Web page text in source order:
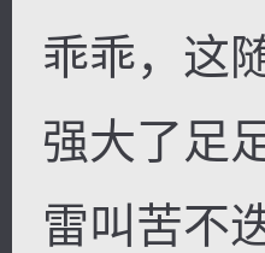
乖乖，这
强大了足
雷叫苦不